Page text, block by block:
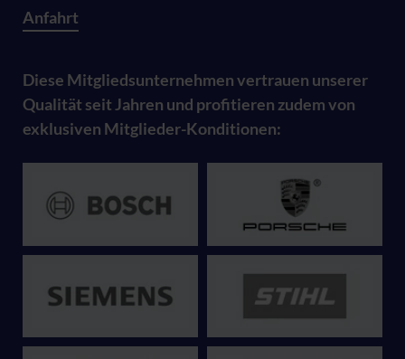
Anfahrt
Diese Mitgliedsunternehmen vertrauen unserer
Qualität seit Jahren und profitieren zudem von
exklusiven Mitglieder-Konditionen: